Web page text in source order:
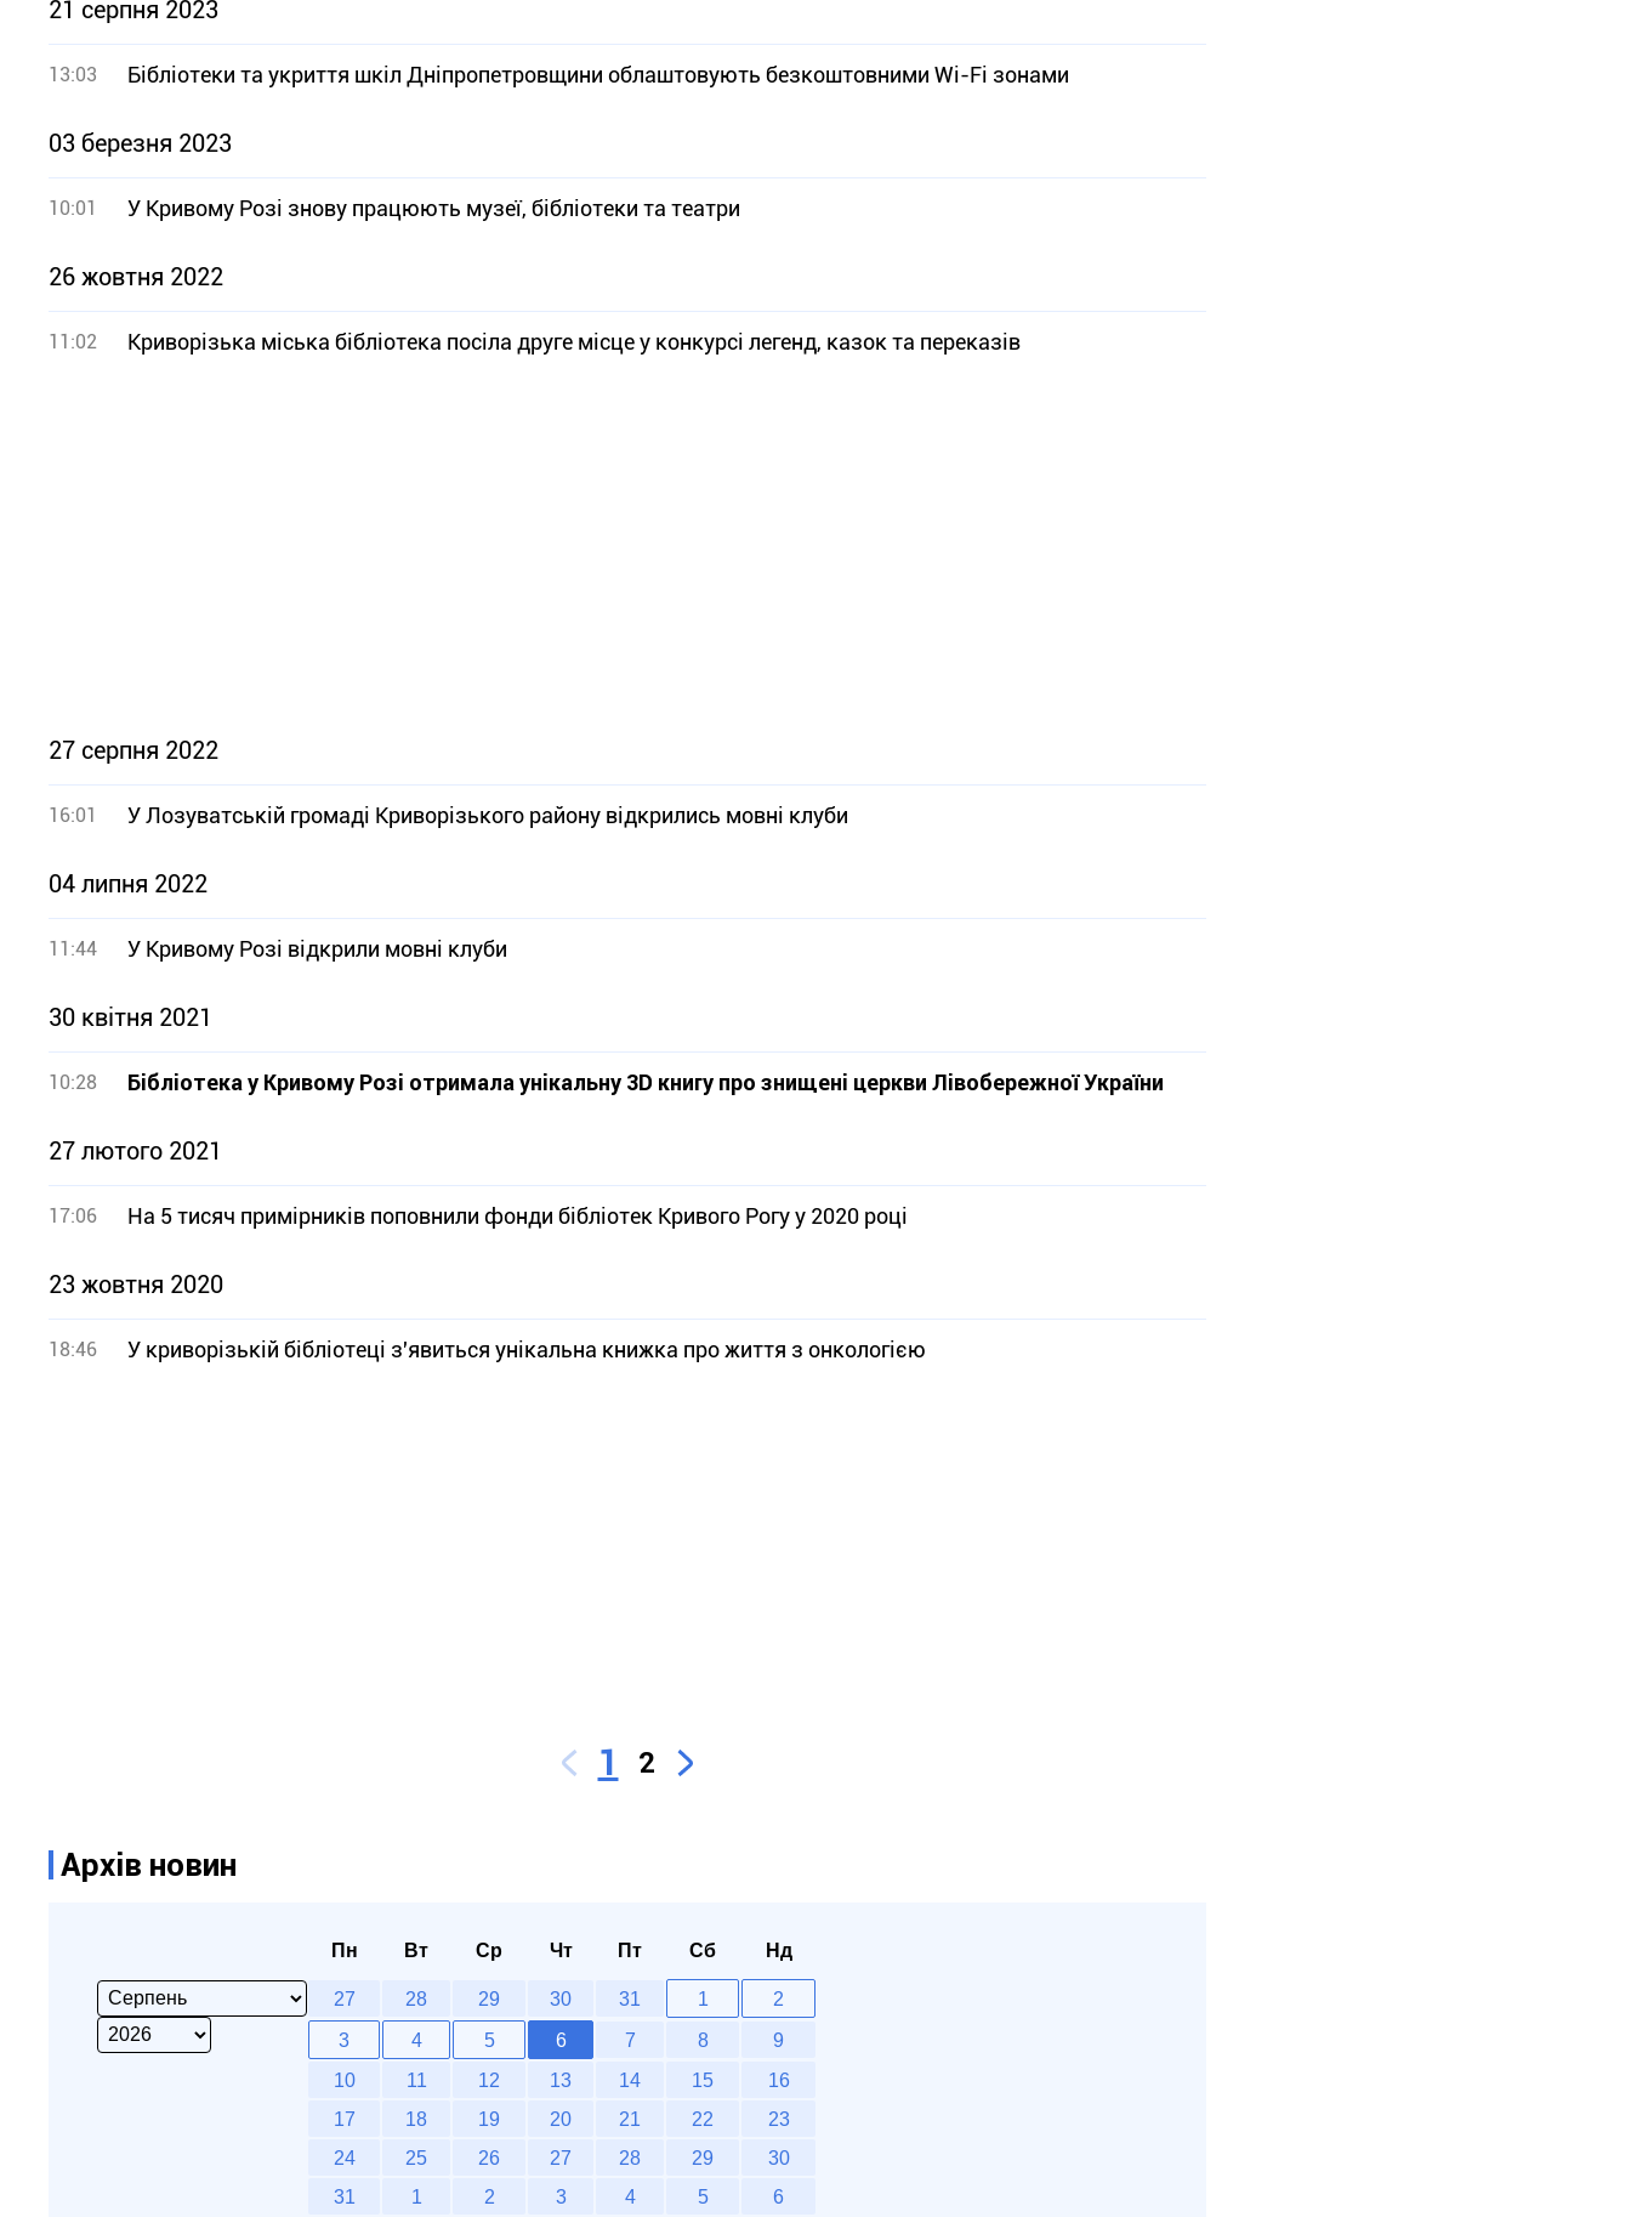
21 серпня 2023
13:03 Бібліотеки та укриття шкіл Дніпропетровщини облаштовують безкоштовними Wi-Fi зонами
03 березня 2023
10:01 У Кривому Розі знову працюють музеї, бібліотеки та театри
26 жовтня 2022
11:02 Криворізька міська бібліотека посіла друге місце у конкурсі легенд, казок та переказів
27 серпня 2022
16:01 У Лозуватській громаді Криворізького району відкрились мовні клуби
04 липня 2022
11:44 У Кривому Розі відкрили мовні клуби
30 квітня 2021
10:28 Бібліотека у Кривому Розі отримала унікальну 3D книгу про знищені церкви Лівобережної України
27 лютого 2021
17:06 На 5 тисяч примірників поповнили фонди бібліотек Кривого Рогу у 2020 році
23 жовтня 2020
18:46 У криворізькій бібліотеці з'явиться унікальна книжка про життя з онкологією
1 2
Архів новин
Пн Вт Ср Чт Пт Сб Нд
27 28 29 30 31 1
2
3
4 5 6 7 8
9
10
11 12 13 14 15
16
17
18 19 20 21 22
23
24
25 26 27 28 29
30
31
1 2 3 4 5 6